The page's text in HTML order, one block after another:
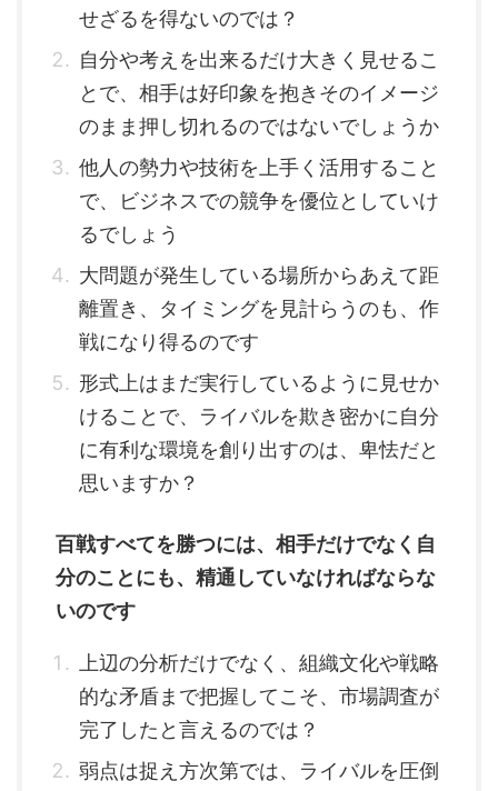
せざるを得ないのでは？
自分や考えを出来るだけ大きく見せるこ
とで、相手は好印象を抱きそのイメージ
のまま押し切れるのではないでしょうか
他人の勢力や技術を上手く活用すること
で、ビジネスでの競争を優位としていけ
るでしょう
大問題が発生している場所からあえて距
離置き、タイミングを見計らうのも、作
戦になり得るのです
形式上はまだ実行しているように見せか
けることで、ライバルを欺き密かに自分
に有利な環境を創り出すのは、卑怯だと
思いますか？
百戦すべてを勝つには、相手だけでなく自
分のことにも、精通していなければならな
いのです
上辺の分析だけでなく、組織文化や戦略
的な矛盾まで把握してこそ、市場調査が
完了したと言えるのでは？
弱点は捉え方次第では、ライバルを圧倒